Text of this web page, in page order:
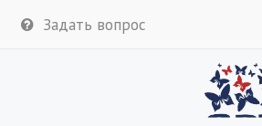
Задать вопрос